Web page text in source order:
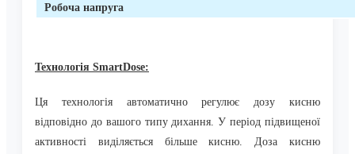
Робоча напруга
Технологія SmartDose:
Ця технологія автоматично регулює дозу кисню
відповідно до вашого типу дихання. У період підвищеної
активності виділяється більше кисню. Доза кисню